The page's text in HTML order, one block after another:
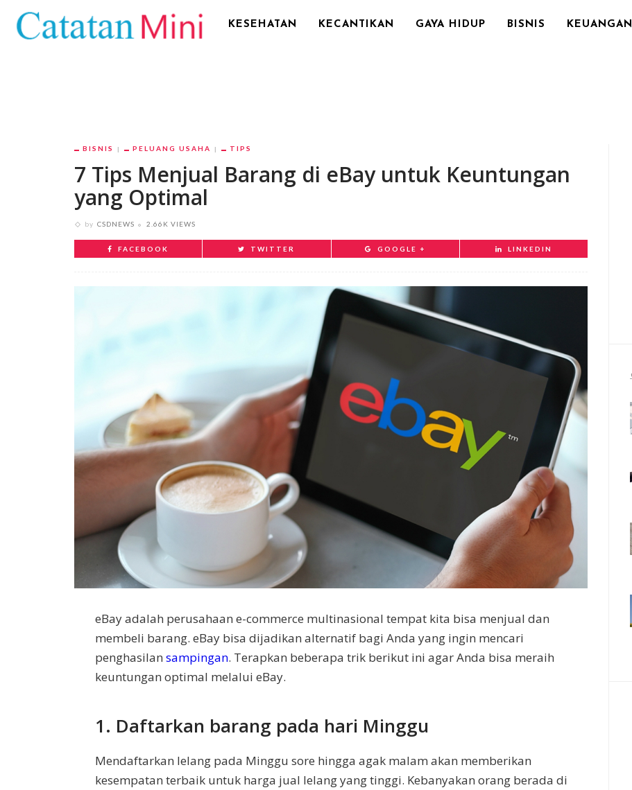
KESEHATAN KECANTIKAN GAYA HIDUP BISNIS KEUANGAN
BISNIS PELUANG USAHA TIPS
7 Tips Menjual Barang di eBay untuk Keuntungan
yang Optimal
by CSDNEWS 2.66K VIEWS
FACEBOOK TWITTER GOOGLE + LINKEDIN
eBay adalah perusahaan e-commerce multinasional tempat kita bisa menjual dan
membeli barang. eBay bisa dijadikan alternatif bagi Anda yang ingin mencari
penghasilan sampingan. Terapkan beberapa trik berikut ini agar Anda bisa meraih
keuntungan optimal melalui eBay.
1. Daftarkan barang pada hari Minggu
Mendaftarkan lelang pada Minggu sore hingga agak malam akan memberikan
kesempatan terbaik untuk harga jual lelang yang tinggi. Kebanyakan orang berada di